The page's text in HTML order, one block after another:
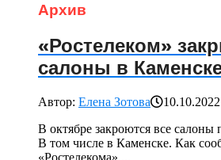
Архив
«Ростелеком»
салоны в
Автор: Елена Зотова
10.10.2022
В октябре закроются все салоны
В том числе в Каменске. Как
«Ростелекома»,...